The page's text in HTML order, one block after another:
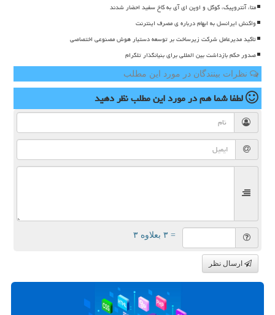
متا، آنتروپیک، گوگل و اوپن ای آی به کاخ سفید احضار شدند
واکنش ایرانسل به ابهام درباره ی مصرف اینترنت
تاکید مدیرعامل شرکت زیرساخت بر توسعه دستیار هوش مصنوعی اختصاصی
صدور حکم بازداشت بین المللی برای بنیانگذار تلگرام
نظرات بینندگان در مورد این مطلب
لطفا شما همدر مورد این مطلبنظر دهید
= ۳ بعلاوه ۳
ارسال نظر